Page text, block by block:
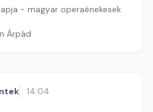
- magyar operaénekesek
Árpád
14:04